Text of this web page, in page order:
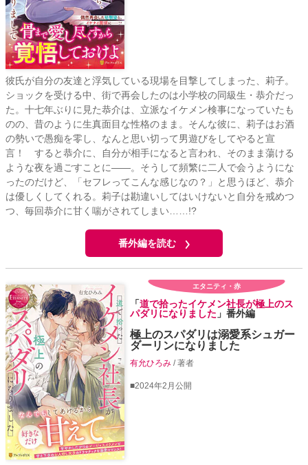
彼氏が自分の友達と浮気している現場を目撃してしまった、莉子。
ショックを受ける中、街で再会したのは小学校の同級生・恭介だっ
た。十七年ぶりに見た恭介は、立派なイケメン検事になっていたも
のの、昔のように生真面目な性格のまま。そんな彼に、莉子はお酒
の勢いで愚痴を零し、なんと思い切って男遊びをしてやると宣
言！ すると恭介に、自分が相手になると言われ、そのまま蕩ける
ような夜を過ごすことに――。そうして頻繁に二人で会うようにな
ったのだけど、「セフレってこんな感じなの？」と思うほど、恭介
は優しくしてくれる。莉子は勘違いしてはいけないと自分を戒めつ
つ、毎回恭介に甘く喘がされてしまい……!?
番外編を読む
エタニティ・赤
「道で拾ったイケメン社長が極上のス
パダリになりました 」番外編
極上のスパダリは溺愛系シュガー
ダーリンになりました
有允ひろみ/ 著者
■2024年2月公開